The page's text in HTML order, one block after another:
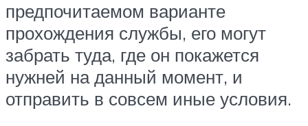
предпочитаемом варианте
прохождения службы, его могут
забрать туда, где он покажется
нужней на данный момент, и
отправить в совсем иные условия.